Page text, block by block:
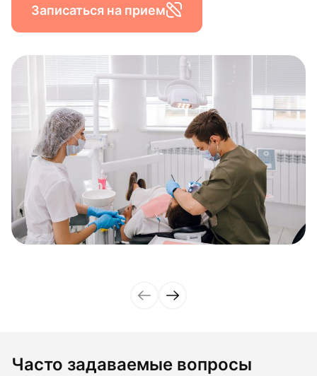
Записаться на прием
Часто задаваемые вопросы